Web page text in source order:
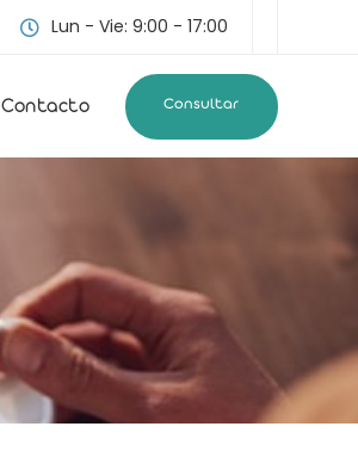
Lun - Vie: 9:00 - 17:00
Contacto Consultar